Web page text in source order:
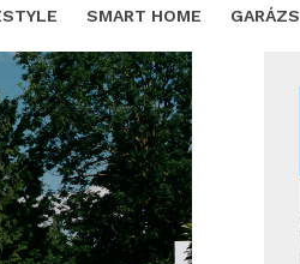
SMART HOME GARÁZS